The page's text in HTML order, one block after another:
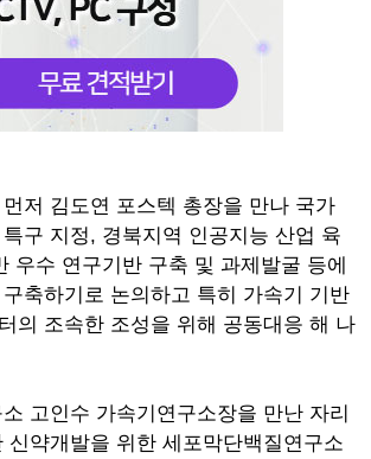
저 김도연 포스텍 총장을 만나 국가
구 지정, 경북지역 인공지능 산업 육
우수 연구기반 구축 및 과제발굴 등에
축하기로 논의하고 특히 가속기 기반
의 조속한 조성을 위해 공동대응 해 나
고인수 가속기연구소장을 만난 자리
신약개발을 위한 세포막단백질연구소